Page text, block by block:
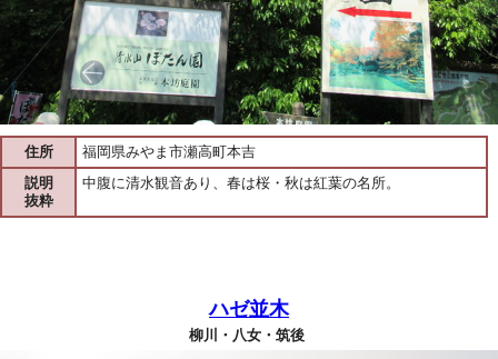
住所
福岡県みやま市瀬高町本吉
説明
抜粋
中腹に清水観音あり、春は桜・秋は紅葉の名所。
ハゼ並木
柳川・八女・筑後